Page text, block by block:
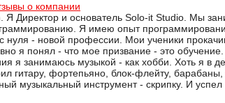
о компании
Я Директор и основатель Solo-it Studio. Мы
Я имею опыт
нуля - новой профессии. Мои ученики
я понял - что мое призвание - это
я занимаюсь музыкой - как хобби. Хоть я в
гитару, фортепьяно, блок-флейту,
музыкальный инструмент - скрипку. И